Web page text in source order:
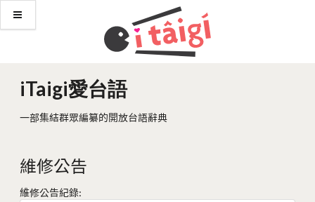
iTaigi愛台語
一部集結群眾編纂的開放台語辭典
維修公告
維修公告紀錄: